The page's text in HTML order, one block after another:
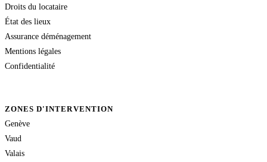
Droits du locataire
État des lieux
Assurance déménagement
Mentions légales
Confidentialité
ZONES D'INTERVENTION
Genève
Vaud
Valais